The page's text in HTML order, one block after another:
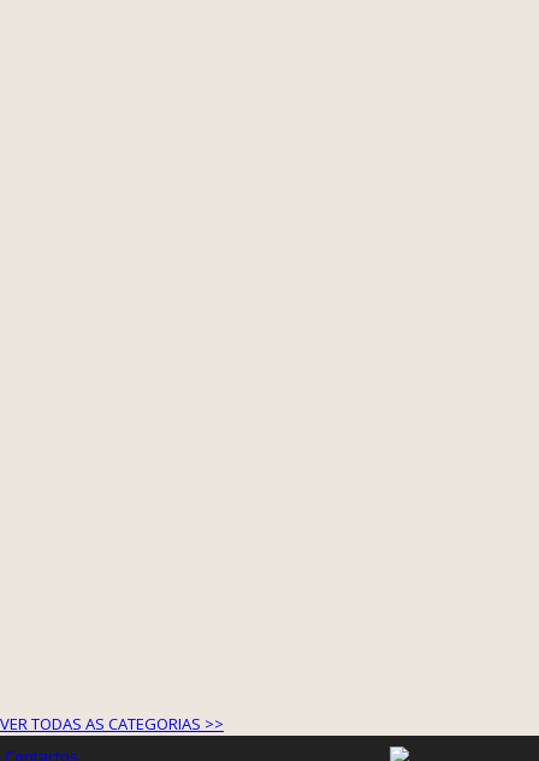
VER TODAS AS CATEGORIAS >>
Contactos